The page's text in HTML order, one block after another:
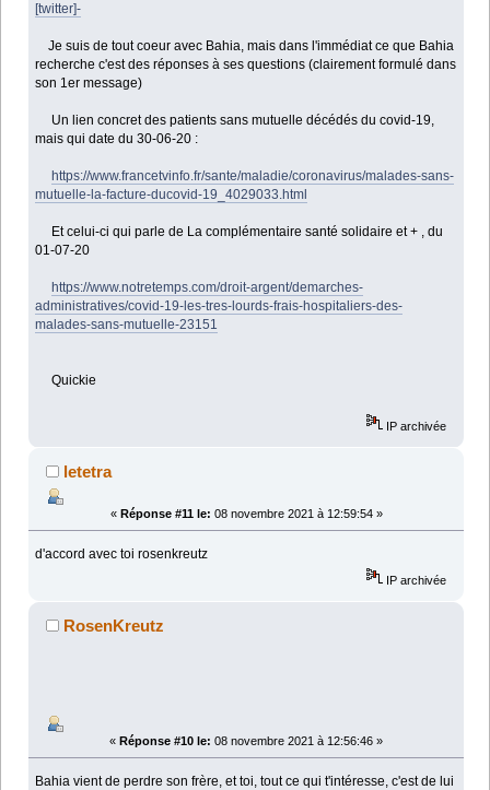
[twitter]-
Je suis de tout coeur avec Bahia, mais dans l'immédiat ce que Bahia
recherche c'est des réponses à ses questions (clairement formulé dans
son 1er message)
Un lien concret des patients sans mutuelle décédés du covid-19,
mais qui date du 30-06-20 :
https://www.francetvinfo.fr/sante/maladie/coronavirus/malades-sans-
mutuelle-la-facture-ducovid-19_4029033.html
Et celui-ci qui parle de La complémentaire santé solidaire et + , du
01-07-20
https://www.notretemps.com/droit-argent/demarches-
administratives/covid-19-les-tres-lourds-frais-hospitaliers-des-
malades-sans-mutuelle-23151
Quickie
IP archivée
letetra
« Réponse #11 le: 08 novembre 2021 à 12:59:54 »
d'accord avec toi rosenkreutz
IP archivée
RosenKreutz
« Réponse #10 le: 08 novembre 2021 à 12:56:46 »
Bahia vient de perdre son frère, et toi, tout ce qui t'intéresse, c'est de lui